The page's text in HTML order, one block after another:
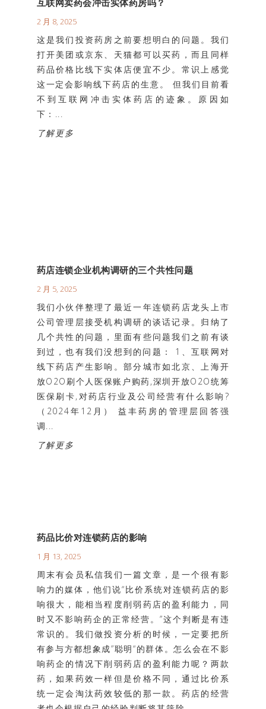
互联网卖药会冲击实体药房吗？
2 月 8, 2025
这是我们投资药房之前要想明白的问题。我们
打开美团或京东、天猫都可以买药，而且同样
药品价格比线下实体店便宜不少。常识上感觉
这一定会影响线下药店的生意。 但我们目前看
不到互联网冲击实体药店的迹象。原因如
下：...
了解更多
药店连锁企业机构调研的三个共性问题
2 月 5, 2025
我们小伙伴整理了最近一年连锁药店龙头上市
公司管理层接受机构调研的谈话记录。归纳了
几个共性的问题，里面有些问题我们之前有谈
到过，也有我们没想到的问题： 1、互联网对
线下药店产生影响。部分城市如北京、上海开
放O2O刷个人医保账户购药,深圳开放O2O统筹
医保刷卡,对药店行业及公司经营有什么影响?
（2024年12月） 益丰药房的管理层回答强
调...
了解更多
药品比价对连锁药店的影响
1 月 13, 2025
周末有会员私信我们一篇文章，是一个很有影
响力的媒体，他们说“比价系统对连锁药店的影
响很大，能相当程度削弱药店的盈利能力，同
时又不影响药企的正常经营。”这个判断是有违
常识的。我们做投资分析的时候，一定要把所
有参与方都想象成”聪明“的群体。怎么会在不影
响药企的情况下削弱药店的盈利能力呢？两款
药，如果药效一样但是价格不同，通过比价系
统一定会淘汰药效较低的那一款。药店的经营